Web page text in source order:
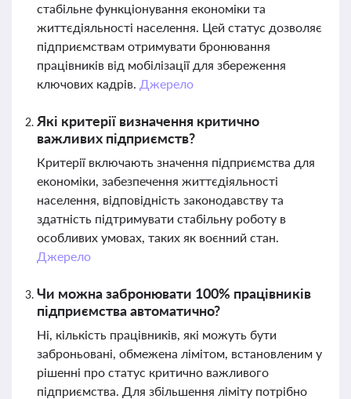
стабільне функціонування економіки та
життєдіяльності населення. Цей статус дозволяє
підприємствам отримувати бронювання
працівників від мобілізації для збереження
ключових кадрів. Джерело
Які критерії визначення критично
важливих підприємств?
Критерії включають значення підприємства для
економіки, забезпечення життєдіяльності
населення, відповідність законодавству та
здатність підтримувати стабільну роботу в
особливих умовах, таких як воєнний стан.
Джерело
Чи можна забронювати 100% працівників
підприємства автоматично?
Ні, кількість працівників, які можуть бути
заброньовані, обмежена лімітом, встановленим у
рішенні про статус критично важливого
підприємства. Для збільшення ліміту потрібно